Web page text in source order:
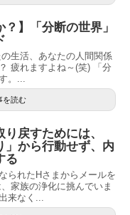
？】「分断の世界」
生活、あなたの人間関係
疲れますよね～(笑) 「分
。...
を読む
り戻すためには、
」から行動せず、内
る
られたHさまからメールを
家族の浄化に挑んでいま
来なく...